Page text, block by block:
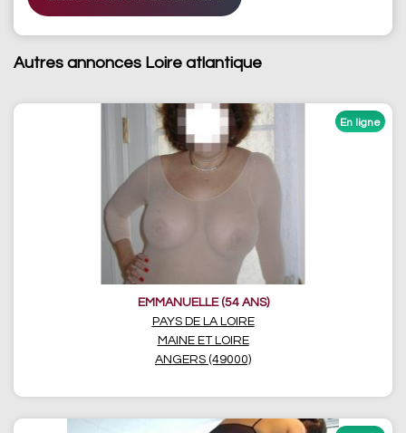
Autres annonces Loire atlantique
EMMANUELLE (54 ANS)
PAYS DE LA LOIRE
MAINE ET LOIRE
ANGERS (49000)